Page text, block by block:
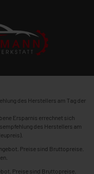
des Herstellers am Tag der
Ersparnis errechnet sich
des Herstellers am
Preise sind Bruttopreise.
Preise sind Bruttopreise.